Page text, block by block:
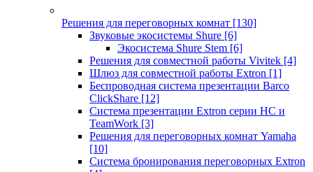
Решения для переговорных комнат [130]
Звуковые экосистемы Shure [6]
Экосистема Shure Stem [6]
Решения для совместной работы Vivitek [4]
Шлюз для совместной работы Extron [1]
Беспроводная система презентации Barco
ClickShare [12]
Система презентации Extron серии HC и
TeamWork [3]
Решения для переговорных комнат Yamaha
[10]
Система бронирования переговорных Extron